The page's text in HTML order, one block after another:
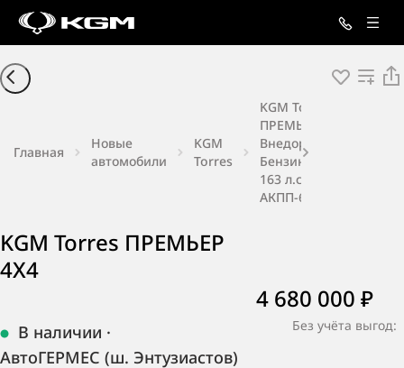
Главная
Новые
автомобили
KGM
Torres
KGM Torres
ПРЕМЬЕР 4X4
Внедорожник
Бензин 1,5 л
163 л.с.
АКПП-6
KGM Torres ПРЕМЬЕР
4X4
В наличии ·
АвтоГЕРМЕС (ш. Энтузиастов)
4 680 000 ₽
Без учёта выгод: